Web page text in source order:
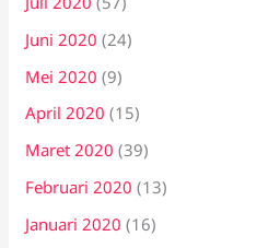
Juni 2020 (24)
Mei 2020 (9)
April 2020 (15)
Maret 2020 (39)
Februari 2020 (13)
Januari 2020 (16)